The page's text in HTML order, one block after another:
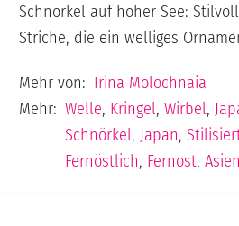
Schnörkel auf hoher See:
Striche, die ein welliges
Mehr von: Irina Molochnaia
Mehr: Welle, Kringel,Wirbel,
Schnörkel, Japan,
Fernöstlich, Fernost,Asien